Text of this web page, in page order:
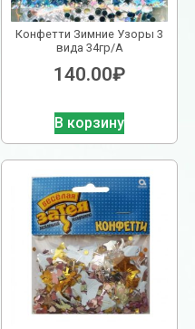
Конфетти Зимние Узоры 3
вида 34гр/A
140.00₽
В корзину